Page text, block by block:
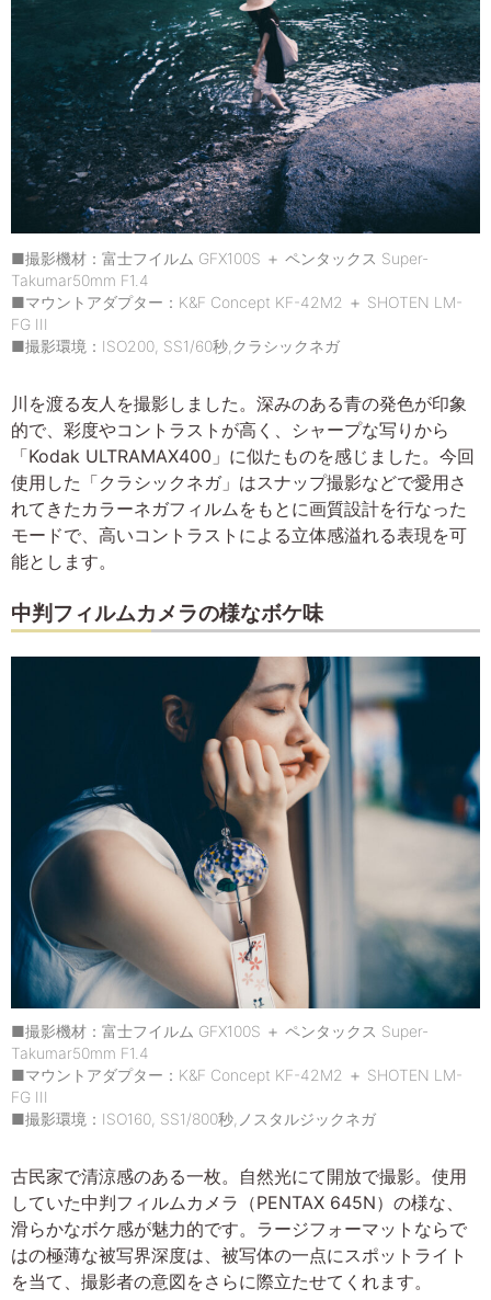
■撮影機材：富士フイルム GFX100S ＋ ペンタックス Super-
Takumar50mm F1.4
■マウントアダプター：K&F Concept KF-42M2 ＋ SHOTEN LM-
FG III
■撮影環境：ISO200, SS1/60秒,クラシックネガ
川を渡る友人を撮影しました。深みのある青の発色が印象
的で、彩度やコントラストが高く、シャープな写りから
「Kodak ULTRAMAX400」に似たものを感じました。今回
使用した「クラシックネガ」はスナップ撮影などで愛用さ
れてきたカラーネガフィルムをもとに画質設計を行なった
モードで、高いコントラストによる立体感溢れる表現を可
能とします。
中判フィルムカメラの様なボケ味
■撮影機材：富士フイルム GFX100S ＋ ペンタックス Super-
Takumar50mm F1.4
■マウントアダプター：K&F Concept KF-42M2 ＋ SHOTEN LM-
FG III
■撮影環境：ISO160, SS1/800秒,ノスタルジックネガ
古民家で清涼感のある一枚。自然光にて開放で撮影。使用
していた中判フィルムカメラ（PENTAX 645N）の様な、
滑らかなボケ感が魅力的です。ラージフォーマットならで
はの極薄な被写界深度は、被写体の一点にスポットライト
を当て、撮影者の意図をさらに際立たせてくれます。